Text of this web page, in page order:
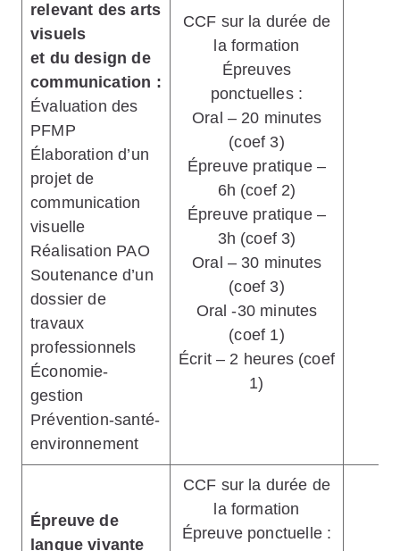
relevant des arts
visuels
et du design de
communication :
Évaluation des
PFMP
Élaboration d’un
projet de
communication
visuelle
Réalisation PAO
Soutenance d’un
dossier de
travaux
professionnels
Économie-
gestion
Prévention-santé-
environnement
CCF sur la durée de
la formation
Épreuves
ponctuelles :
Oral – 20 minutes
(coef 3)
Épreuve pratique –
6h (coef 2)
Épreuve pratique –
3h (coef 3)
Oral – 30 minutes
(coef 3)
Oral -30 minutes
(coef 1)
Écrit – 2 heures (coef
1)
Épreuve de
langue vivante
CCF sur la durée de
la formation
Épreuve ponctuelle :